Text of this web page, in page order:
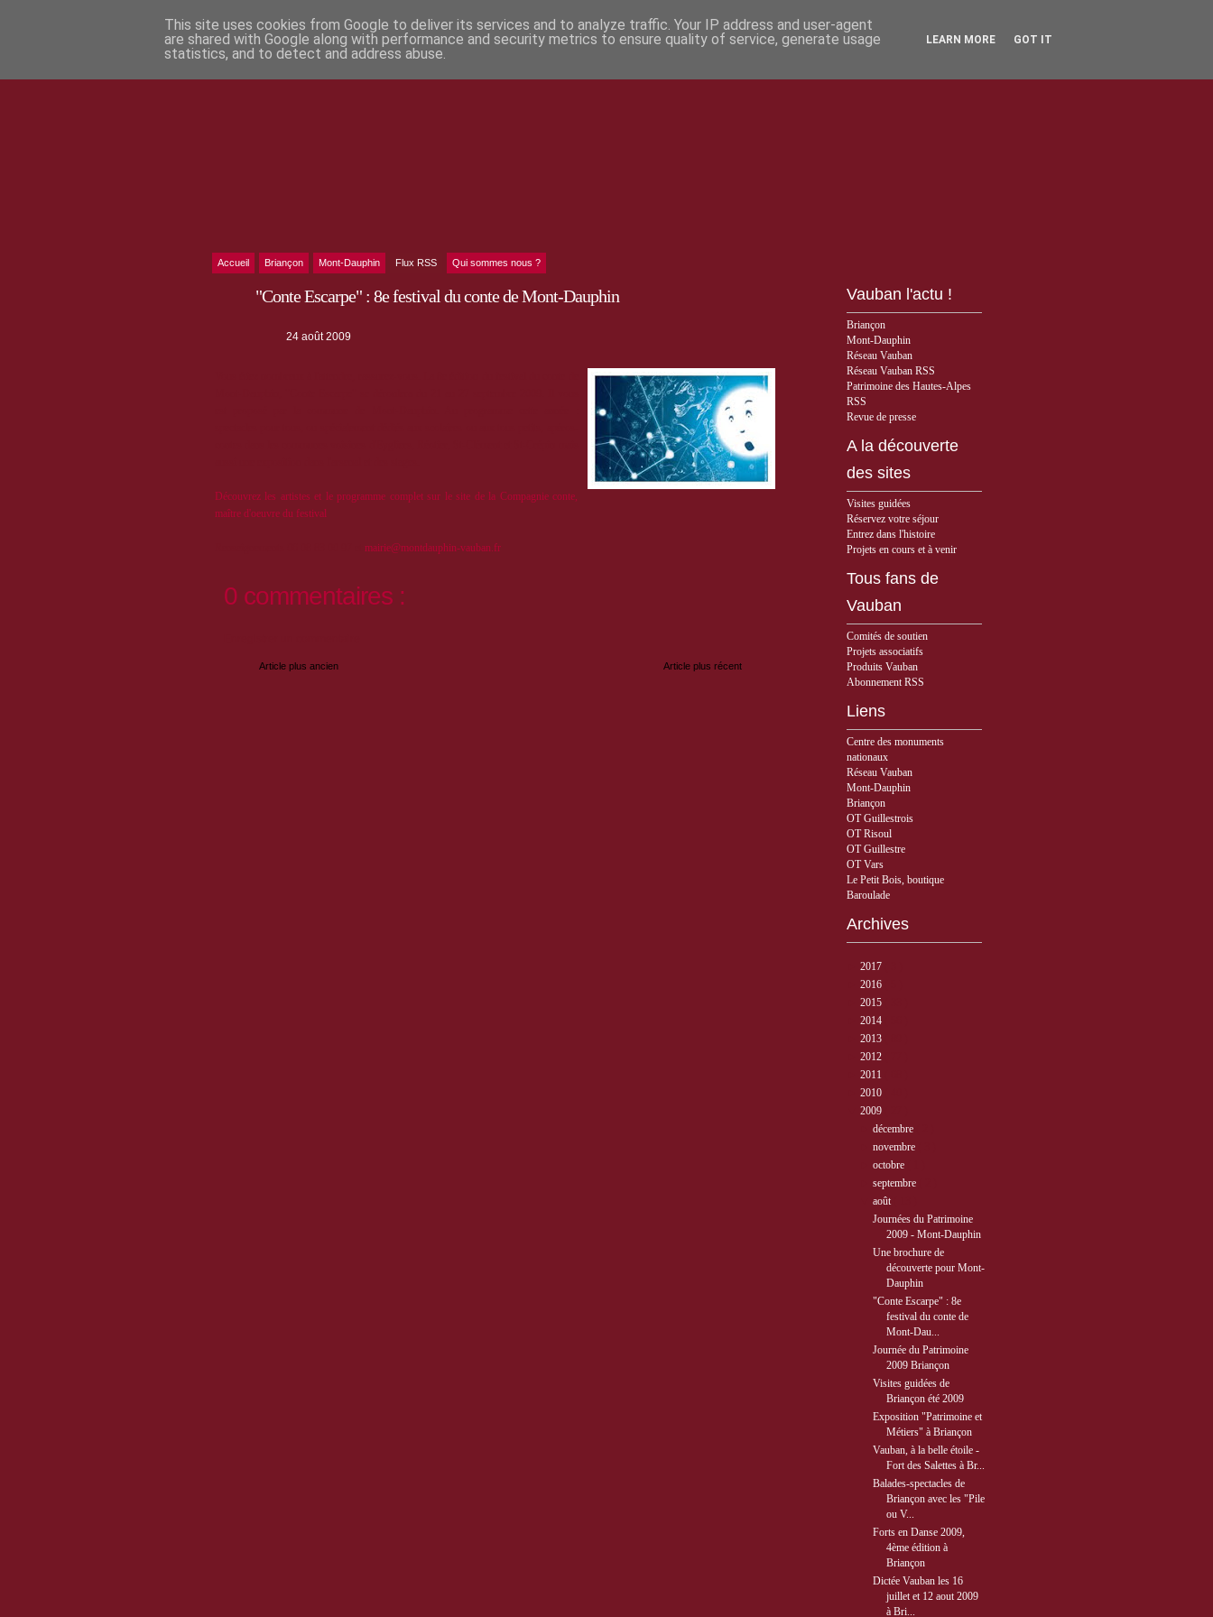
Accueil Briançon Mont-Dauphin Flux RSS Qui sommes nous ?
"Conte Escarpe" : 8e festival du conte de Mont-Dauphin
24 août 2009
Découvrez les artistes et le programme complet sur le site de la Compagnie conte,
maître d'oeuvre du festival
mairie@montdauphin-vauban.fr
0 commentaires :
Article plus récent
Article plus ancien
Vauban l'actu !
Briançon
Mont-Dauphin
Réseau Vauban
Réseau Vauban RSS
Patrimoine des Hautes-Alpes
RSS
Revue de presse
A la découverte
des sites
Visites guidées
Réservez votre séjour
Entrez dans l'histoire
Projets en cours et à venir
Tous fans de
Vauban
Comités de soutien
Projets associatifs
Produits Vauban
Abonnement RSS
Liens
Centre des monuments
nationaux
Réseau Vauban
Mont-Dauphin
Briançon
OT Guillestrois
OT Risoul
OT Guillestre
OT Vars
Le Petit Bois, boutique
Baroulade
Archives
2017
2016
2015
2014
2013
2012
2011
2010
2009
décembre
novembre
octobre
septembre
août
Journées du Patrimoine
2009 - Mont-Dauphin
Une brochure de
découverte pour Mont-
Dauphin
"Conte Escarpe" : 8e
festival du conte de
Mont-Dau...
Journée du Patrimoine
2009 Briançon
Visites guidées de
Briançon été 2009
Exposition "Patrimoine et
Métiers" à Briançon
Vauban, à la belle étoile -
Fort des Salettes à Br...
Balades-spectacles de
Briançon avec les "Pile
ou V...
Forts en Danse 2009,
4ème édition à
Briançon
Dictée Vauban les 16
juillet et 12 aout 2009
à Bri...
This site uses cookies from Google to deliver its services and to analyze traffic. Your IP address and user-agent
are shared with Google along with performance and security metrics to ensure quality of service, generate usage
statistics, and to detect and address abuse.
LEARN MORE GOT IT